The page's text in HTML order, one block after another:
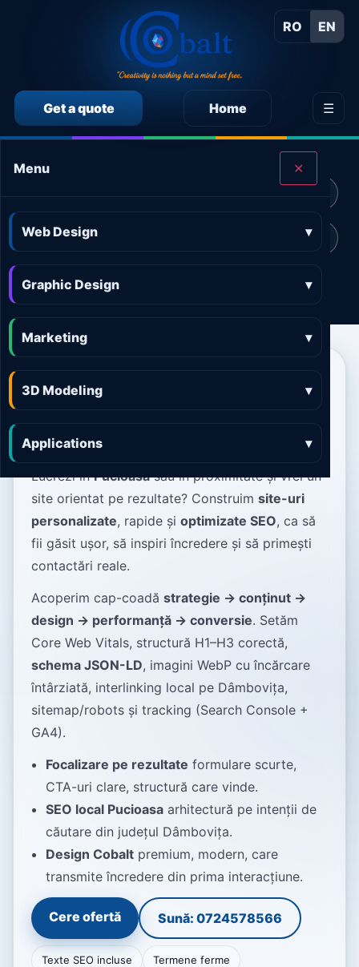
RO EN
Get a quote Home ☰
Menu ✕
Web Design ▾
Graphic Design ▾
Marketing ▾
3D Modeling ▾
Applications ▾
CALCULEAZĂ SINGUR PREȚUL SERVICIILOR
Calculator preț Marketing online Calculator preț 3D and AR
Calculator preț Aplicații
Web Design Pucioasa
convertesc în cereri
Lucrezi înPucioasasau în proximitate și vrei un
site orientat pe rezultate? Construim site-uri
personalizate, rapide și optimizate SEO, ca să
fii găsit ușor, să inspiri încredere și să primești
contactări reale.
Acoperim cap-coadă strategie → conținut →
design → performanță → conversie. Setăm
Core Web Vitals, structură H1–H3 corectă,
schema JSON-LD, imagini WebP cu încărcare
întârziată, interlinking local pe Dâmbovița,
sitemap/robots și tracking (Search Console +
GA4).
Focalizare pe rezultate formulare scurte,
CTA-uri clare, structură care vinde.
SEO local Pucioasa arhitectură pe intenții de
căutare din județul Dâmbovița.
Design Cobalt premium, modern, care
transmite încredere din prima interacțiune.
Cere ofertă Sună: 0724578566
Texte SEO incluse Termene ferme